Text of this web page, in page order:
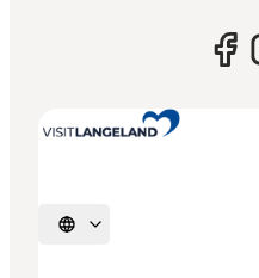
Vælg sprog